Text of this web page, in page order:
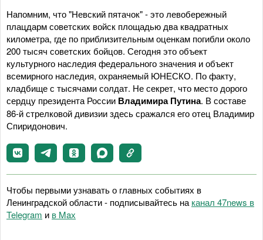
Напомним, что "Невский пятачок" - это левобережный
плацдарм советских войск площадью два квадратных
километра, где по приблизительным оценкам погибли около
200 тысяч советских бойцов. Сегодня это объект
культурного наследия федерального значения и объект
всемирного наследия, охраняемый ЮНЕСКО. По факту,
кладбище с тысячами солдат. Не секрет, что место дорого
сердцу президента России Владимира Путина. В составе
86-й стрелковой дивизии здесь сражался его отец Владимир
Спиридонович.
Чтобы первыми узнавать о главных событиях в
Ленинградской области - подписывайтесь наканал 47news в
Telegram и в Maх